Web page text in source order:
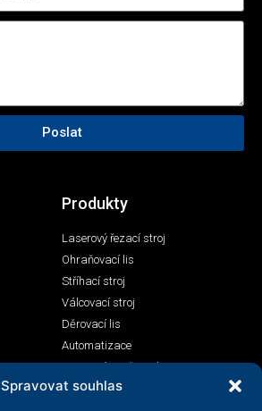
Spravovat souhlas
Poslat
Produkty
Laserový řezací stroj
Ohraňovací lis
Stříhací stroj
Válcovací stroj
Děrovací lis
Automatizace
Laserový svařovací stroj